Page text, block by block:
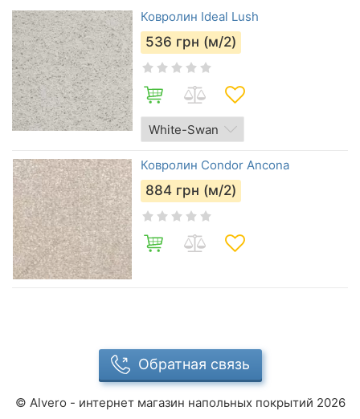
Ковролин Ideal Lush
536 грн (м/2)
Ковролин Condor Ancona
884 грн (м/2)
Обратная связь
© Alvero - интернет магазин напольных покрытий 2026